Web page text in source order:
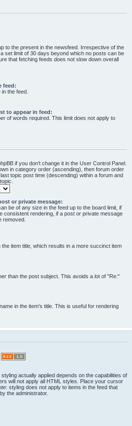
to the present in the newsfeed. Irrespective of the
set limit of 30 days beyond which no posts can be
that fetching feeds does not slow down overall
feed:
in the feed.
to appear in feed:
of words required. This limit does not apply to
if you don’t change it in the User Control Panel.
in category order (ascending), then forum order
topic post time (descending) within a forum and
or private message:
be of any size in the feed up to the board limit, if
consistent rendering, if a post or private message
removed.
item title, which results in a more succinct item
than the post subject. This avoids a lot of "Re:"
in the item's title. This is useful for rendering
actually applied depends on the capabilities of
will not apply all HTML styles. Place your cursor
: styling does not apply to items in the feed that
the administrator.